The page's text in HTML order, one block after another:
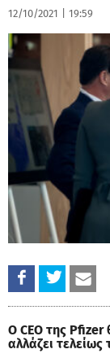
12/10/2021 19:59
Ο CEO της Pfizer
αλλάζει τελείως